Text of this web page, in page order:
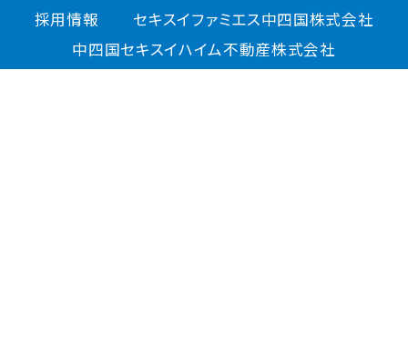
採用情報
セキスイファミエス中四国株式会社
中四国セキスイハイム不動産株式会社